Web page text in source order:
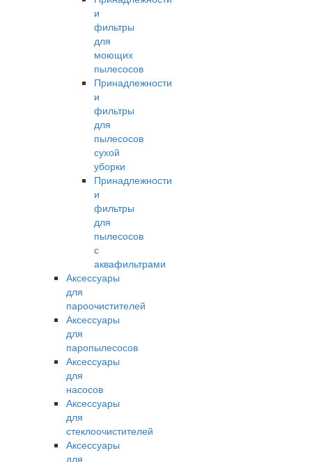
и
фильтры
для
моющих
пылесосов
Принадлежности
и
фильтры
для
пылесосов
сухой
уборки
Принадлежности
и
фильтры
для
пылесосов
с
аквафильтрами
Аксессуары
для
пароочистителей
Аксессуары
для
паропылесосов
Аксессуары
для
насосов
Аксессуары
для
стеклоочистителей
Аксессуары
для